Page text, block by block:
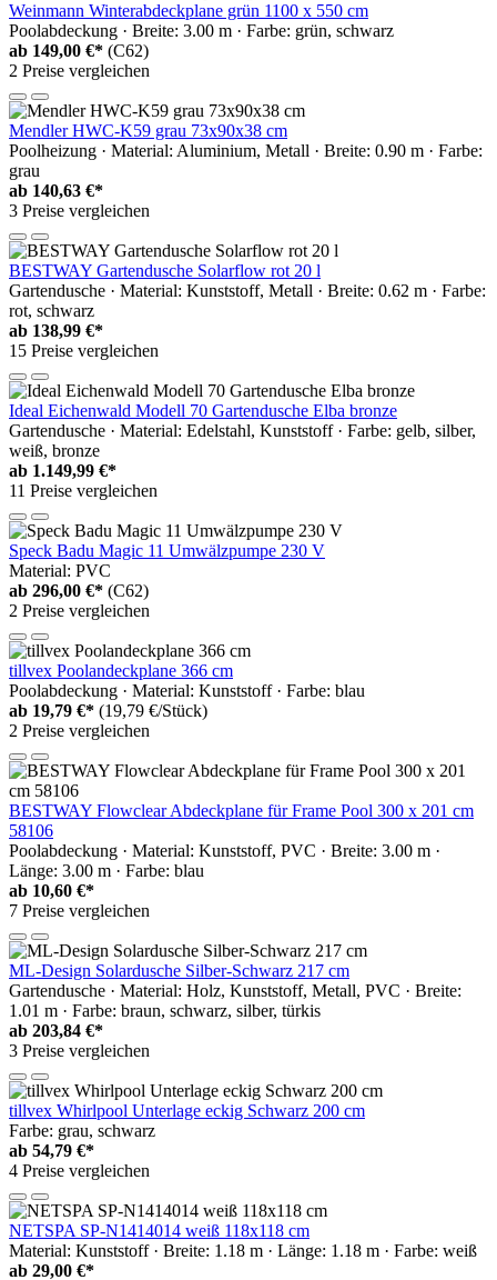
Weinmann Winterabdeckplane grün 1100 x 550 cm
Poolabdeckung · Breite: 3.00 m · Farbe: grün, schwarz
ab 149,00 €* (C62)
2 Preise vergleichen
Mendler HWC-K59 grau 73x90x38 cm
Poolheizung · Material: Aluminium, Metall · Breite: 0.90 m · Farbe:
grau
ab 140,63 €*
3 Preise vergleichen
BESTWAY Gartendusche Solarflow rot 20 l
Gartendusche · Material: Kunststoff, Metall · Breite: 0.62 m · Farbe:
rot, schwarz
ab 138,99 €*
15 Preise vergleichen
Ideal Eichenwald Modell 70 Gartendusche Elba bronze
Gartendusche · Material: Edelstahl, Kunststoff · Farbe: gelb, silber,
weiß, bronze
ab 1.149,99 €*
11 Preise vergleichen
Speck Badu Magic 11 Umwälzpumpe 230 V
Material: PVC
ab 296,00 €* (C62)
2 Preise vergleichen
tillvex Poolandeckplane 366 cm
Poolabdeckung · Material: Kunststoff · Farbe: blau
ab 19,79 €* (19,79 €/Stück)
2 Preise vergleichen
BESTWAY Flowclear Abdeckplane für Frame Pool 300 x 201 cm
58106
Poolabdeckung · Material: Kunststoff, PVC · Breite: 3.00 m ·
Länge: 3.00 m · Farbe: blau
ab 10,60 €*
7 Preise vergleichen
ML-Design Solardusche Silber-Schwarz 217 cm
Gartendusche · Material: Holz, Kunststoff, Metall, PVC · Breite:
1.01 m · Farbe: braun, schwarz, silber, türkis
ab 203,84 €*
3 Preise vergleichen
tillvex Whirlpool Unterlage eckig Schwarz 200 cm
Farbe: grau, schwarz
ab 54,79 €*
4 Preise vergleichen
NETSPA SP-N1414014 weiß 118x118 cm
Material: Kunststoff · Breite: 1.18 m · Länge: 1.18 m · Farbe: weiß
ab 29,00 €*